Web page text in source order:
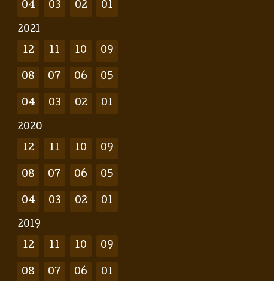
04 03 02 01
2021
12 11 10 09
08 07 06 05
04 03 02 01
2020
12 11 10 09
08 07 06 05
04 03 02 01
2019
12 11 10 09
08 07 06 01